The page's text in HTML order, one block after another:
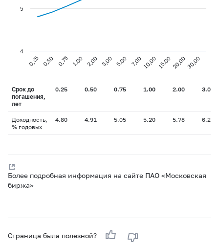
0,25 0,50 0,75 1,00 2,00 3,00 5,00 7,00 10,00 15,0020,0030,00
4
5
Срок до
погашения,
лет
0.25 0.50 0.75 1.00 2.00 3.00
Доходность,
% годовых
4.80 4.91 5.05 5.20 5.78 6.22
Более подробная информация на сайте ПАО «Московская
биржа»
Страница была полезной?